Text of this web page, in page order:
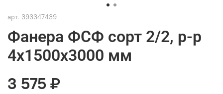
арт. 393347439
Фанера ФСФ сорт 2/2, р-р
4х1500х3000 мм
3 575 ₽